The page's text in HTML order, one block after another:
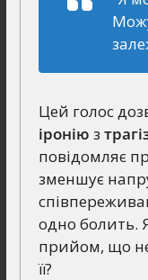
Цей голос
іронію з
повідомляє
зменшує
одно болить.
прийом, що
її?